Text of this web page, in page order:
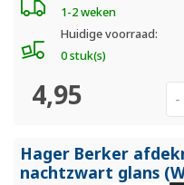
1-2 weken
Huidige voorraad:
0 stuk(s)
4,95 -
Hager Berker
nachtzwart glans